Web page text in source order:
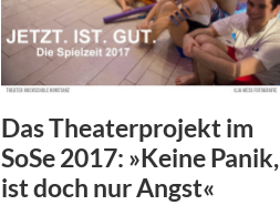
Das Theaterprojekt im
SoSe 2017: »Keine Panik,
ist doch nur Angst«